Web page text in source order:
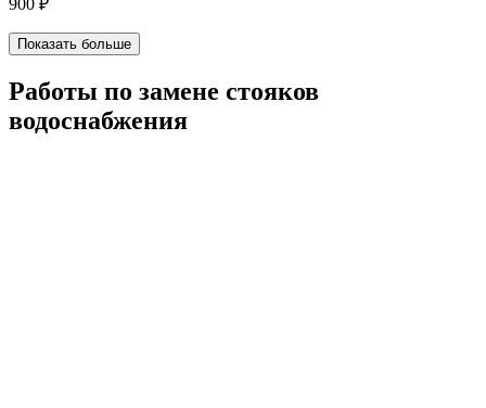
Показать больше
Работы по замене стояков
водоснабжения